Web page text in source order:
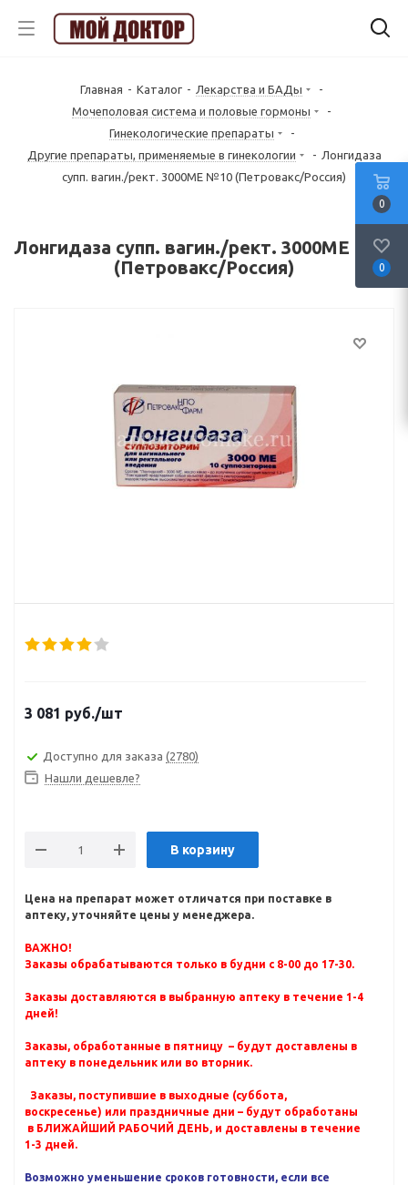
Главная - Каталог - Лекарства и БАДы
-
Mочеполовая система и половые гормоны
-
Гинекологические препараты
-
Другие препараты, применяемые в гинекологии
- Лонгидаза
супп. вагин./рект. 3000МЕ №10 (Петровакс/Россия)
Лонгидаза супп. вагин./рект. 3000МЕ №10
(Петровакс/Россия)
3 081 руб./шт
Доступно для заказа (2780)
Нашли дешевле?
В корзину
Цена на препарат может отличатся при поставке в
аптеку, уточняйте цены у менеджера.
ВАЖНО!
Заказы обрабатываются только в будни с 8-00 до 17-30.
Заказы доставляются в выбранную аптеку в течение 1-4
дней!
Заказы, обработанные в пятницу – будут доставлены в
аптеку в понедельник или во вторник.
Заказы, поступившие в выходные (суббота,
воскресенье) или праздничные дни – будут обработаны
в БЛИЖАЙШИЙ РАБОЧИЙ ДЕНЬ, и доставлены в течение
1-3 дней.
Возможно уменьшение сроков готовности, если все
0
0